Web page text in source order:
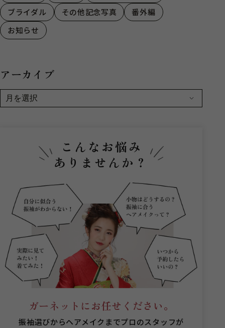
ブライダル
その他記念写真
番外編
お知らせ
アーカイブ
こんなお悩み
ありませんか？
ガーネットにお任せください。
振袖選びからヘアメイクまでプロのスタッフが